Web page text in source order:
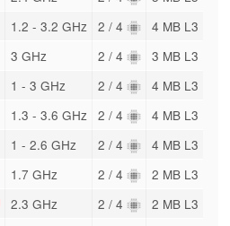
1.2 - 3.2 GHz 2 / 4 4 MB L3
3 GHz 2 / 4 3 MB L3
1 - 3 GHz 2 / 4 4 MB L3
1.3 - 3.6 GHz 2 / 4 4 MB L3
1 - 2.6 GHz 2 / 4 4 MB L3
1.7 GHz 2 / 4 2 MB L3
2.3 GHz 2 / 4 2 MB L3